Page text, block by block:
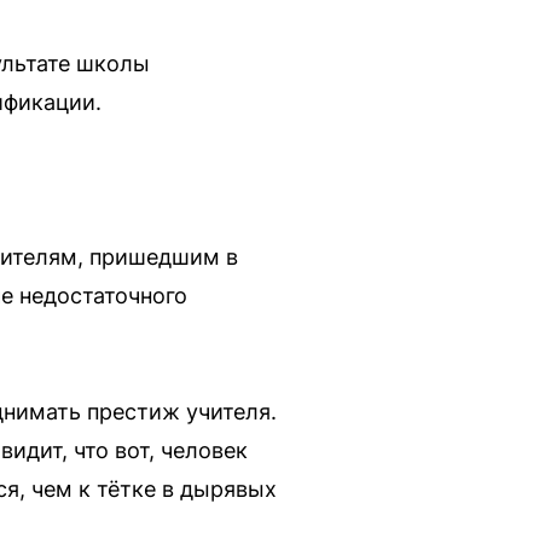
школы
пришедшим в
престиж учителя.
что вот, человек
чем к тётке в дырявых